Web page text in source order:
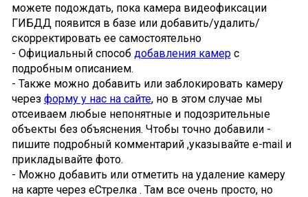
можете подождать, пока камера видеофиксации
ГИБДД появится в базе или добавить/удалить/
скорректировать ее самостоятельно
- Официальный способ добавления камерс
подробным описанием.
- Также можно добавить или заблокировать камеру
через форму у нас на сайте, но в этом случае мы
отсеиваем любые непонятные и подозрительные
объекты без объяснения. Чтобы точно добавили -
пишите подробный комментарий ,указывайте e-mail и
прикладывайте фото.
- Можно добавить или отметить на удаление камеру
на карте через еСтрелка . Там все очень просто, но